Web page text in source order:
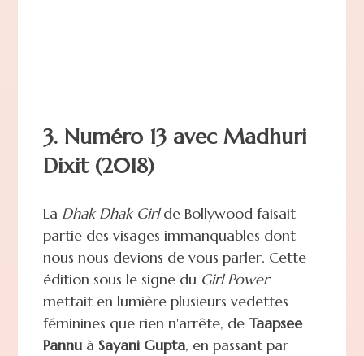
3. Numéro 13 avec Madhuri
Dixit (2018)
La Dhak Dhak Girlde Bollywood faisait
partie des visages immanquables dont
nous nous devions de vous parler. Cette
édition sous le signe du Girl Power
mettait en lumière plusieurs vedettes
féminines que rien n'arrête, de Taapsee
Pannu à Sayani Gupta, en passant par